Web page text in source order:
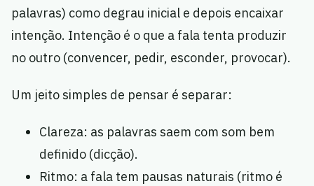
palavras) como degrau inicial e depois encaixar
intenção. Intenção é o que a fala tenta produzir
no outro (convencer, pedir, esconder, provocar).
Um jeito simples de pensar é separar:
Clareza: as palavras saem com som bem
definido (dicção).
Ritmo: a fala tem pausas naturais (ritmo é